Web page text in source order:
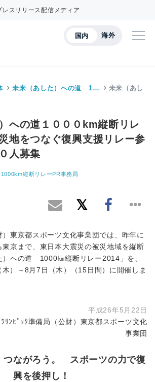
スリリース配信メディア
国内 海外
未来（あした）への道 1… 未来（あし
への道１０００km縦断リレ
地をつなぐ復興支援リレー参
人募集
縦断リレーPR事務局
東京都スポーツ文化事業団では、昨年に
東京まで、東日本大震災の被災地域を縦断
）への道 1000㎞縦断リレー2014」を、
）～8月7日（木）（15日間）に開催しま
平成26年5月22日
ﾘﾝﾋﾟｯｸ準備局（公財）東京都スポーツ文化
事業団
つながろう。 スポーツの力で復
興を後押し！